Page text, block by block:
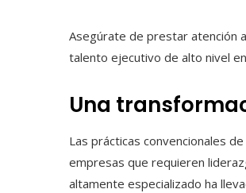
Asegúrate de prestar atención
talento ejecutivo de alto nivel
Una
Las prácticas convencionales
empresas que requieren
altamente especializado ha